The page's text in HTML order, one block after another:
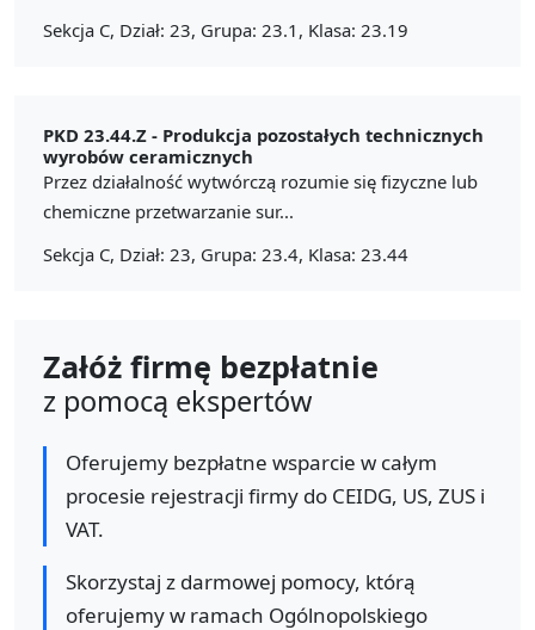
Sekcja C, Dział: 23, Grupa: 23.1, Klasa: 23.19
PKD 23.44.Z - Produkcja pozostałych technicznych
wyrobów ceramicznych
Przez działalność wytwórczą rozumie się fizyczne lub
chemiczne przetwarzanie sur...
Sekcja C, Dział: 23, Grupa: 23.4, Klasa: 23.44
Załóż firmę bezpłatnie
z pomocą ekspertów
Oferujemy bezpłatne wsparcie w całym
procesie rejestracji firmy do CEIDG, US, ZUS i
VAT.
Skorzystaj z darmowej pomocy, którą
oferujemy w ramach Ogólnopolskiego